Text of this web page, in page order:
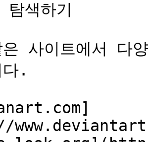
색하기
은 사이트에서 다
.